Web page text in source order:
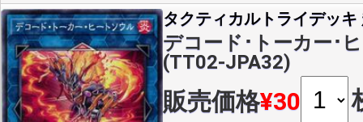
タクティカルトライデッキ
デコード･トーカー･
(TT02-JPA32)
販売価格¥30